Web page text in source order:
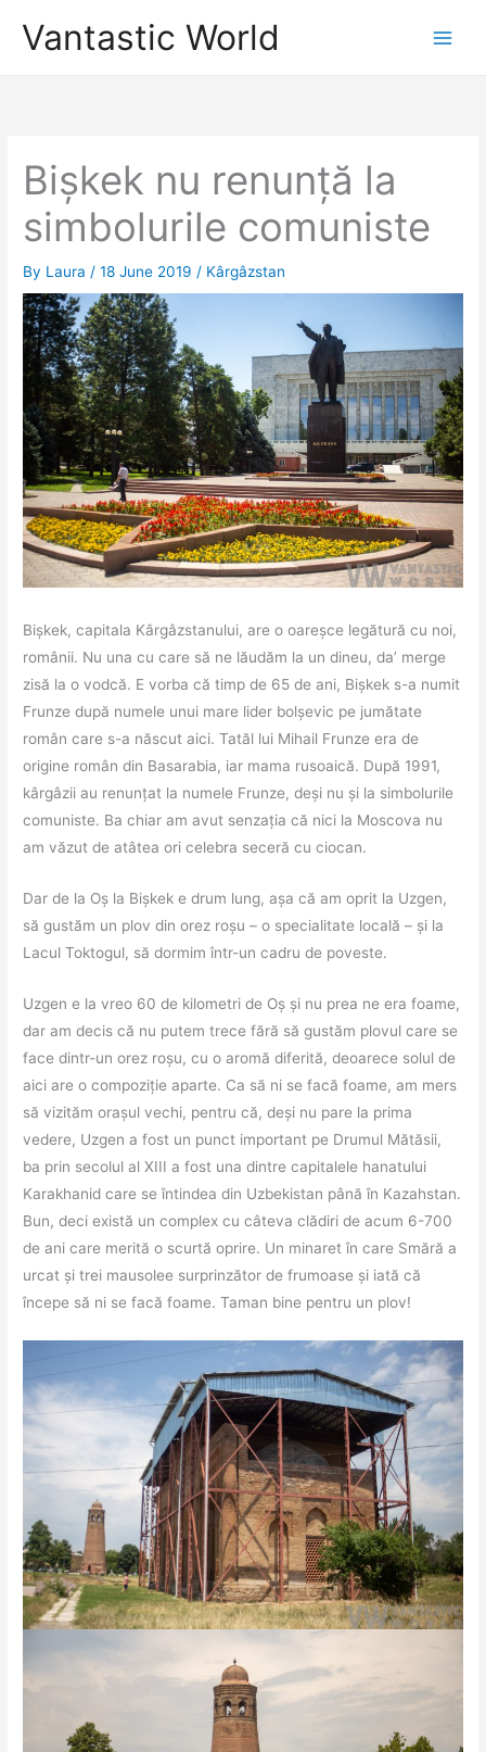
Vantastic World
Bișkek nu renunță la
simbolurile comuniste
By Laura/18 June 2019/ Kârgâzstan
Bișkek, capitala Kârgâzstanului, are o oareșce legătură cu noi,
românii. Nu una cu care să ne lăudăm la un dineu, da’ merge
zisă la o vodcă. E vorba că timp de 65 de ani, Bișkek s-a numit
Frunze după numele unui mare lider bolșevic pe jumătate
român care s-a născut aici. Tatăl lui Mihail Frunze era de
origine român din Basarabia, iar mama rusoaică. După 1991,
kârgâzii au renunțat la numele Frunze, deși nu și la simbolurile
comuniste. Ba chiar am avut senzația că nici la Moscova nu
am văzut de atâtea ori celebra seceră cu ciocan.
Dar de la Oș la Bișkek e drum lung, așa că am oprit la Uzgen,
să gustăm un plov din orez roșu – o specialitate locală – și la
Lacul Toktogul, să dormim într-un cadru de poveste.
Uzgen e la vreo 60 de kilometri de Oș și nu prea ne era foame,
dar am decis că nu putem trece fără să gustăm plovul care se
face dintr-un orez roșu, cu o aromă diferită, deoarece solul de
aici are o compoziție aparte. Ca să ni se facă foame, am mers
să vizităm orașul vechi, pentru că, deși nu pare la prima
vedere, Uzgen a fost un punct important pe Drumul Mătăsii,
ba prin secolul al XIII a fost una dintre capitalele hanatului
Karakhanid care se întindea din Uzbekistan până în Kazahstan.
Bun, deci există un complex cu câteva clădiri de acum 6-700
de ani care merită o scurtă oprire. Un minaret în care Smără a
urcat și trei mausolee surprinzător de frumoase și iată că
începe să ni se facă foame. Taman bine pentru un plov!